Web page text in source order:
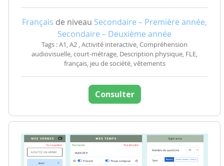
Français de niveau Secondaire – Première année,
Secondaire – Deuxième année
Tags : A1, A2 , Activité interactive, Compréhension
audiovisuelle, court-métrage, Description physique, FLE,
français, jeu de société, vêtements
Consulter